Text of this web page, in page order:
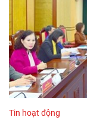
Tin hoạt động